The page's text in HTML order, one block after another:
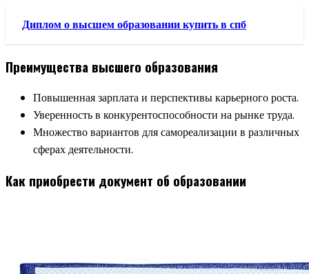
Диплом о высшем образовании купить в спб
Преимущества высшего образования
Повышенная зарплата и перспективы карьерного роста.
Уверенность в конкурентоспособности на рынке труда.
Множество вариантов для самореализации в различных
сферах деятельности.
Как приобрести документ об образовании